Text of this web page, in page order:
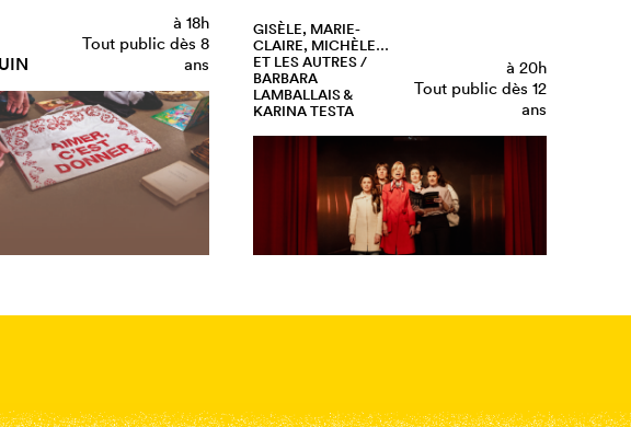
à18h
Tout public dès 8
ans
GISÈLE, MARIE-
CLAIRE, MICHÈLE…
ET LES AUTRES /
BARBARA
LAMBALLAIS &
KARINA TESTA
à 20h
Tout public dès 12
ans